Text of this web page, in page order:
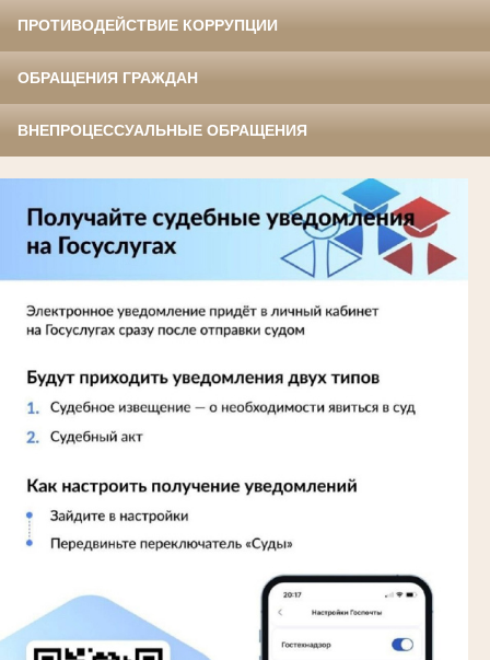
ПРОТИВОДЕЙСТВИЕ КОРРУПЦИИ
ОБРАЩЕНИЯ ГРАЖДАН
ВНЕПРОЦЕССУАЛЬНЫЕ ОБРАЩЕНИЯ